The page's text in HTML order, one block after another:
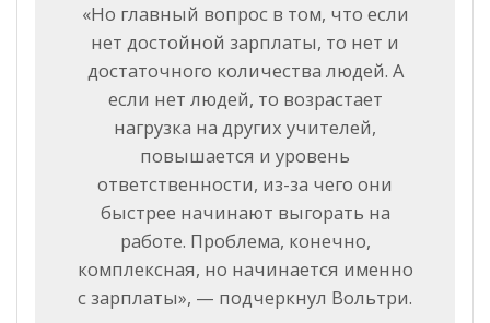
«Но главный вопрос в том, что если
нет достойной зарплаты, то нет и
достаточного количества людей. А
если нет людей, то возрастает
нагрузка на других учителей,
повышается и уровень
ответственности, из-за чего они
быстрее начинают выгорать на
работе. Проблема, конечно,
комплексная, но начинается именно
с зарплаты», — подчеркнул Вольтри.